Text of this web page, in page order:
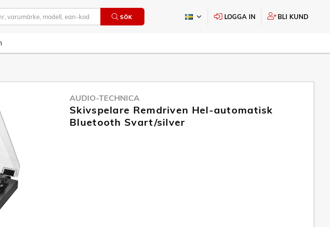
SÖK LOGGA IN BLI KUND
AUDIO-TECHNICA
Skivspelare Remdriven Hel-automatisk
Bluetooth Svart/silver